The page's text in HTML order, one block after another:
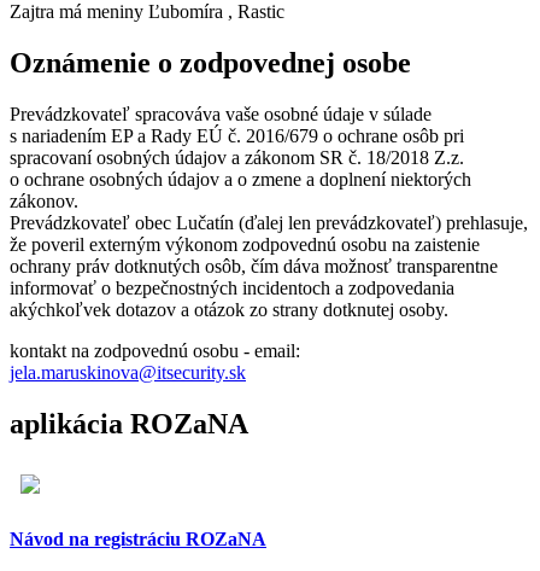
Zajtra má meniny Ľubomíra , Rastic
Oznámenie o zodpovednej osobe
Prevádzkovateľ spracováva vaše osobné údaje v súlade
s nariadením EP a Rady EÚ č. 2016/679 o ochrane osôb pri
spracovaní osobných údajov a zákonom SR č. 18/2018 Z.z.
o ochrane osobných údajov a o zmene a doplnení niektorých
zákonov.
Prevádzkovateľ obec Lučatín (ďalej len prevádzkovateľ) prehlasuje,
že poveril externým výkonom zodpovednú osobu na zaistenie
ochrany práv dotknutých osôb, čím dáva možnosť transparentne
informovať o bezpečnostných incidentoch a zodpovedania
akýchkoľvek dotazov a otázok zo strany dotknutej osoby.
kontakt na zodpovednú osobu - email:
jela.maruskinova@itsecurity.sk
aplikácia ROZaNA
Návod na registráciu ROZaNA